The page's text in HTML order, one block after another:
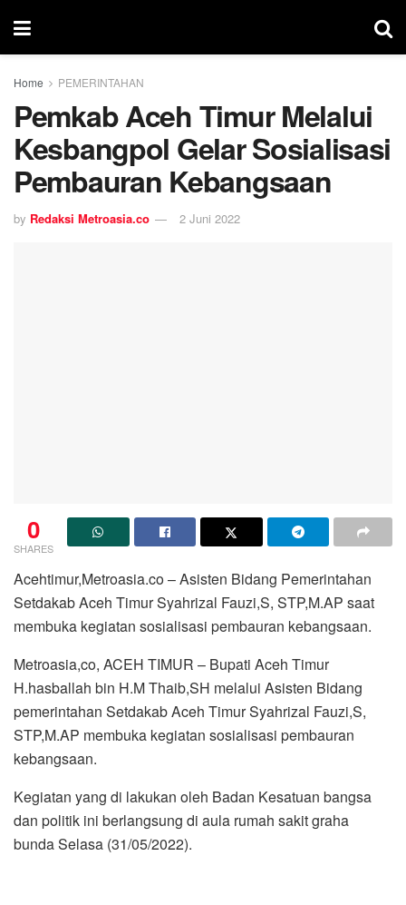
Home PEMERINTAHAN
Pemkab Aceh Timur Melalui
Kesbangpol Gelar Sosialisasi
Pembauran Kebangsaan
by Redaksi Metroasia.co 2 Juni 2022
0
SHARES
Acehtimur,Metroasia.co – Asisten Bidang Pemerintahan
Setdakab Aceh Timur Syahrizal Fauzi,S, STP,M.AP saat
membuka kegiatan sosialisasi pembauran kebangsaan.
Metroasia,co, ACEH TIMUR – Bupati Aceh Timur
H.hasballah bin H.M Thaib,SH melalui Asisten Bidang
pemerintahan Setdakab Aceh Timur Syahrizal Fauzi,S,
STP,M.AP membuka kegiatan sosialisasi pembauran
kebangsaan.
Kegiatan yang di lakukan oleh Badan Kesatuan bangsa
dan politik ini berlangsung di aula rumah sakit graha
bunda Selasa (31/05/2022).